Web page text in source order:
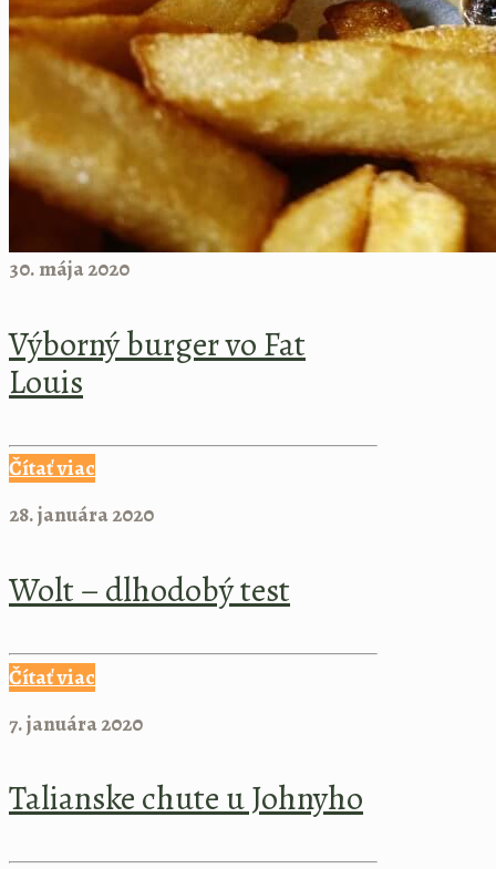
30. mája 2020
Výborný burger vo Fat
Louis
Čítať viac
28. januára 2020
Wolt – dlhodobý test
Čítať viac
7. januára 2020
Talianske chute u Johnyho